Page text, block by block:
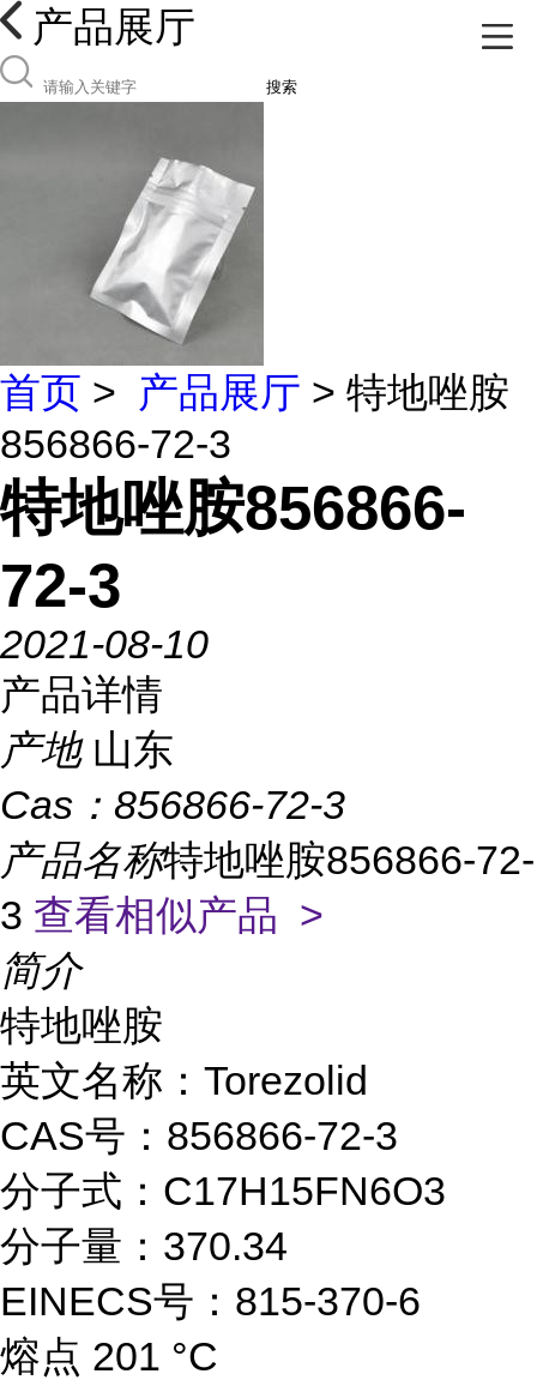
产品展厅
搜索
首页 > 产品展厅 > 特地唑胺
856866-72-3
特地唑胺856866-
72-3
2021-08-10
产品详情
产地 山东
Cas： 856866-72-3
产品名称特地唑胺856866-72-
3 查看相似产品 >
简介
特地唑胺
英文名称：Torezolid
CAS号：856866-72-3
分子式：C17H15FN6O3
分子量：370.34
EINECS号：815-370-6
熔点 201 °C